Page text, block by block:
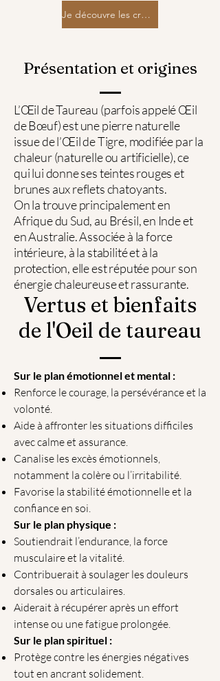
Je découvre les créations en oeil de taureau
Présentation et origines
L’Œil de Taureau (parfois appelé Œil
de Bœuf) est une pierre naturelle
issue de l’Œil de Tigre, modifiée par la
chaleur (naturelle ou artificielle), ce
qui lui donne ses teintes rouges et
brunes aux reflets chatoyants.
On la trouve principalement en
Afrique du Sud, au Brésil, en Inde et
en Australie. Associée à la force
intérieure, à la stabilité et à la
protection, elle est réputée pour son
énergie chaleureuse et rassurante.
Vertus et bienfaits
de l'Oeil de taureau
Sur le plan émotionnel et mental :
Renforce le courage, la persévérance et la
volonté.
Aide à affronter les situations difficiles
avec calme et assurance.
Canalise les excès émotionnels,
notamment la colère ou l’irritabilité.
Favorise la stabilité émotionnelle et la
confiance en soi.
Sur le plan physique :
Soutiendrait l’endurance, la force
musculaire et la vitalité.
Contribuerait à soulager les douleurs
dorsales ou articulaires.
Aiderait à récupérer après un effort
intense ou une fatigue prolongée.
Sur le plan spirituel :
Protège contre les énergies négatives
tout en ancrant solidement.